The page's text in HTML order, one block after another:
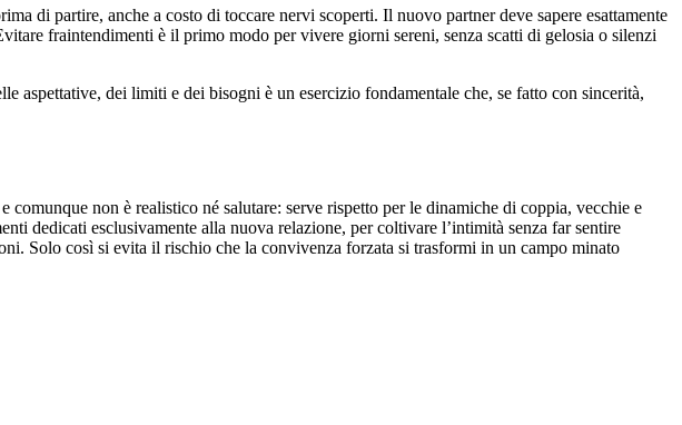
di partire, anche a costo di toccare nervi scoperti. Il nuovo partner deve sapere esattamente
fraintendimenti è il primo modo per vivere giorni sereni, senza scatti di gelosia o silenzi
aspettative, dei limiti e dei bisogni è un esercizio fondamentale che, se fatto con sincerità,
comunque non è realistico né salutare: serve rispetto per le dinamiche di coppia, vecchie e
dedicati esclusivamente alla nuova relazione, per coltivare l’intimità senza far sentire
Solo così si evita il rischio che la convivenza forzata si trasformi in un campo minato